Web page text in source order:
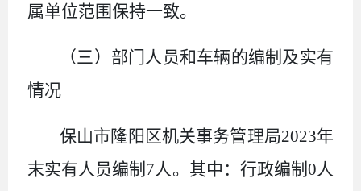
属单位范围保持一致。
（三）部门人员和车辆的编制及实有
情况
保山市隆阳区机关事务管理局2023年
末实有人员编制7人。其中：行政编制0人